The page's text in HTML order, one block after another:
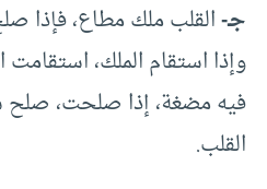
جـ-القلب ملك مطاع، فإذا
وإذا استقام الملك،
فيه مضغة، إذا صلحت، صلح
القلب.